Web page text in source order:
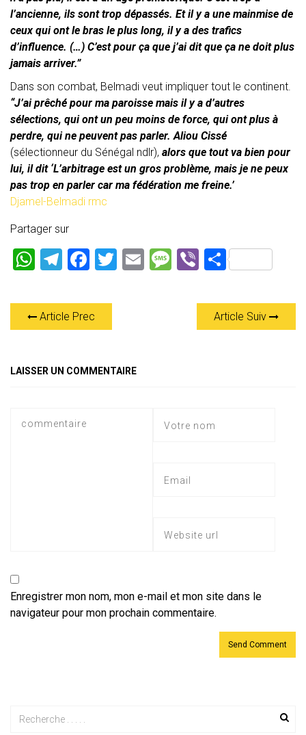
l’ancienne, ils sont trop dépassés. Et il y a une mainmise de
ceux qui ont le bras le plus long, il y a des trafics
d’influence. (…) C’est pour ça que j’ai dit que ça ne doit plus
jamais arriver.”
Dans son combat, Belmadi veut impliquer tout le continent.
“J’ai prêché pour ma paroisse mais il y a d’autres
sélections, qui ont un peu moins de force, qui ont plus à
perdre, qui ne peuvent pas parler. Aliou Cissé
(sélectionneur du Sénégal ndlr), alors que tout va bien pour
lui, il dit ‘L’arbitrage est un gros problème, mais je ne peux
pas trop en parler car ma fédération me freine.’
Djamel-Belmadi rmc
Partager sur
W
at
s
p
T
e
gr
m
F
ce
b
ok
T
E
M Vi
er
P
ta
g
Article Prec Article Suiv
LAISSER UN COMMENTAIRE
Enregistrer mon nom, mon e-mail et mon site dans le
navigateur pour mon prochain commentaire.